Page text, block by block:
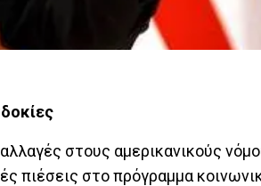
στους αμερικανικούς
πιέσεις στο πρόγραμμα